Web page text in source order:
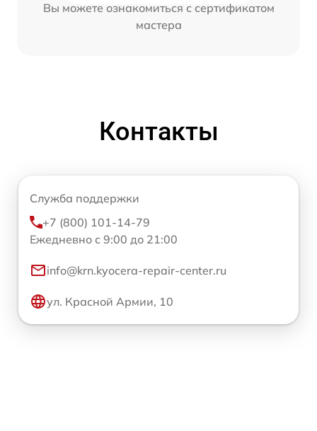
Вы можете ознакомиться с сертификатом
мастера
Контакты
Служба поддержки
+7 (800) 101-14-79
Ежедневно с 9:00 до 21:00
info@krn.kyocera-repair-center.ru
ул. Красной Армии, 10